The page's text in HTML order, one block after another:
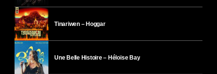
Tinariwen – Hoggar
Une Belle Histoire – Héloïse Bay